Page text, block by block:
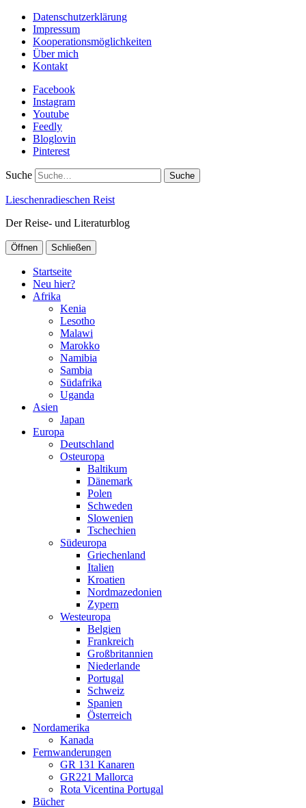
Datenschutzerklärung
Impressum
Kooperationsmöglichkeiten
Über mich
Kontakt
Facebook
Instagram
Youtube
Feedly
Bloglovin
Pinterest
Suche
Lieschenradieschen Reist
Der Reise- und Literaturblog
Öffnen Schließen
Startseite
Neu hier?
Afrika
Kenia
Lesotho
Malawi
Marokko
Namibia
Sambia
Südafrika
Uganda
Asien
Japan
Europa
Deutschland
Osteuropa
Baltikum
Dänemark
Polen
Schweden
Slowenien
Tschechien
Südeuropa
Griechenland
Italien
Kroatien
Nordmazedonien
Zypern
Westeuropa
Belgien
Frankreich
Großbritannien
Niederlande
Portugal
Schweiz
Spanien
Österreich
Nordamerika
Kanada
Fernwanderungen
GR 131 Kanaren
GR221 Mallorca
Rota Vicentina Portugal
Bücher